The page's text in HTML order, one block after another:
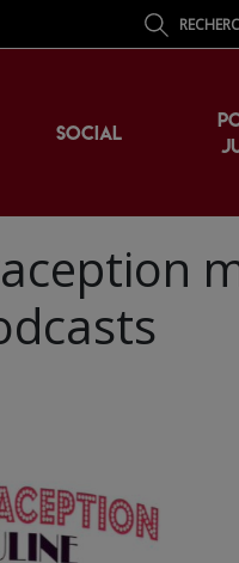
SOCIAL